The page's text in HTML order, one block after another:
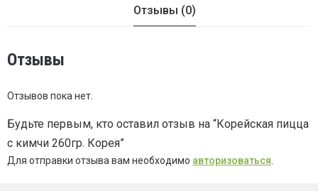
Отзывы (0)
Отзывы
Отзывов пока нет.
Будьте первым, кто оставил отзыв на “Корейская пицца
с кимчи 260гр. Корея”
Для отправки отзыва вам необходимо авторизоваться